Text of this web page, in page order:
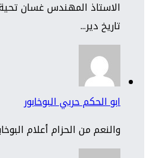
الاستاذ المهندس غسان
تاريخ دير...
ابو الحكم حربي البوخابور
والنعم من الحزام أعلام